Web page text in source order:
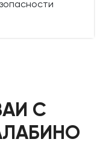
С